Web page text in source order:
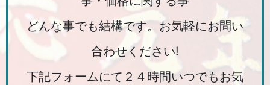
どんな事でも結構です。お気軽にお問い
合わせください!
下記フォームにて２４時間いつでもお気